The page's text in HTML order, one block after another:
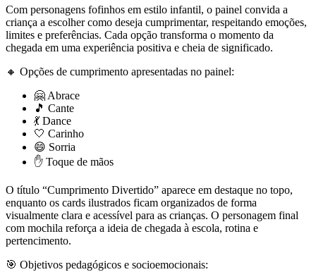
Com personagens fofinhos em estilo infantil, o painel convida a
criança a escolher como deseja cumprimentar, respeitando emoções,
limites e preferências. Cada opção transforma o momento da
chegada em uma experiência positiva e cheia de significado.
🔸 Opções de cumprimento apresentadas no painel:
🤗 Abrace
🎵 Cante
💃 Dance
🤍 Carinho
😄 Sorria
✋ Toque de mãos
O título “Cumprimento Divertido” aparece em destaque no topo,
enquanto os cards ilustrados ficam organizados de forma
visualmente clara e acessível para as crianças. O personagem final
com mochila reforça a ideia de chegada à escola, rotina e
pertencimento.
🎯 Objetivos pedagógicos e socioemocionais: